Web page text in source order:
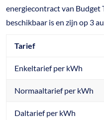
energiecontract van Budget
beschikbaar is en zijn op 3
Tarief
Enkeltarief per kWh
Normaaltarief per kWh
Daltarief per kWh